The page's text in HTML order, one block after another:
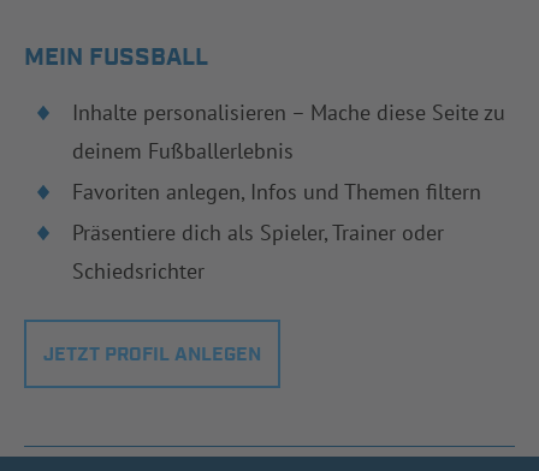
MEIN FUSSBALL
Inhalte personalisieren – Mache diese Seite zu
deinem Fußballerlebnis
Favoriten anlegen, Infos und Themen filtern
Präsentiere dich als Spieler, Trainer oder
Schiedsrichter
JETZT PROFIL ANLEGEN